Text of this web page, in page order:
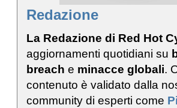
Redazione
La Redazione di Red Hot
aggiornamenti quotidiani su
breach e minacce globali.
contenuto è validato dalla
community di esperti come